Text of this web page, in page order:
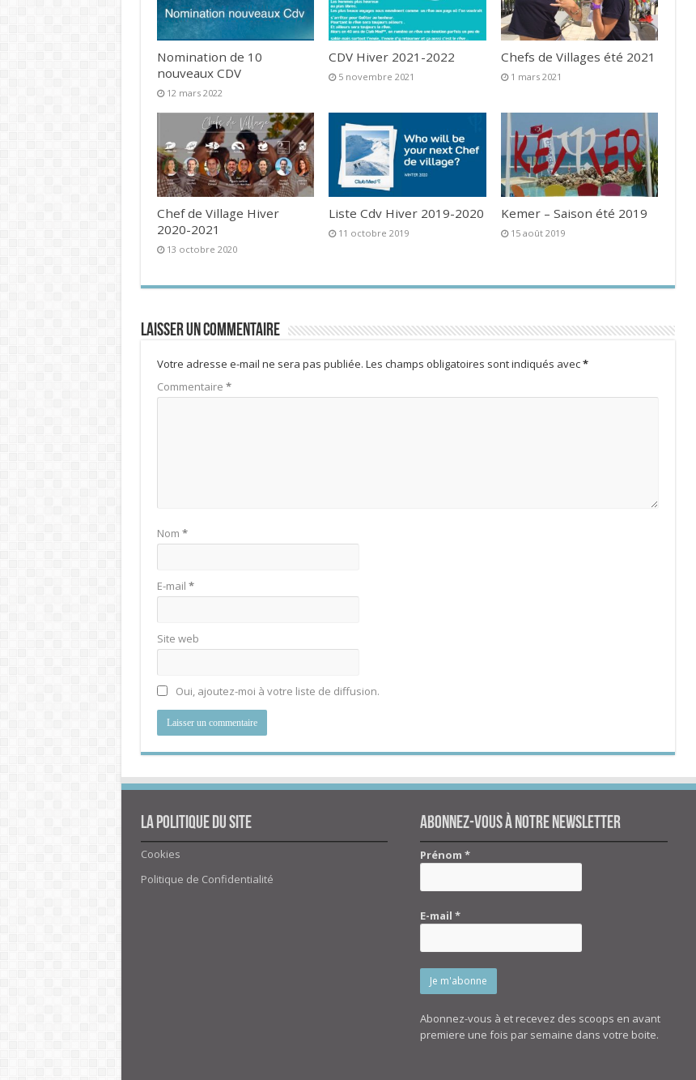
Nomination de 10
nouveaux CDV
12 mars 2022
CDV Hiver 2021-2022
5 novembre 2021
Chefs de Villages été 2021
1 mars 2021
Chef de Village Hiver
2020-2021
13 octobre 2020
Liste Cdv Hiver 2019-2020
11 octobre 2019
Kemer – Saison été 2019
15 août 2019
Laisser un commentaire
Votre adresse e-mail ne sera pas publiée. Les champs obligatoires sont indiqués avec*
Commentaire *
Nom *
E-mail *
Site web
Oui, ajoutez-moi à votre liste de diffusion.
La politique du site
Cookies
Politique de Confidentialité
Abonnez-vous à notre newsletter
Prénom*
E-mail*
Abonnez-vous à et recevez des scoops en avant
premiere une fois par semaine dans votre boite.